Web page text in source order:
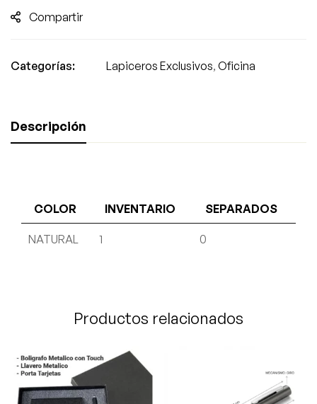
Compartir
Categorías: Lapiceros Exclusivos, Oficina
Descripción
COLOR INVENTARIO SEPARADOS
NATURAL 1 0
Productos relacionados